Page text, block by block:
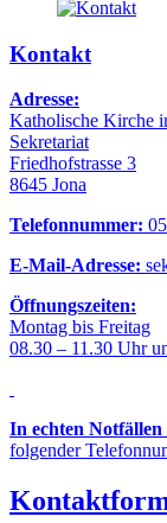
Kontakt
Adresse:
Katholische Kirche
Sekretariat
Friedhofstrasse 3
8645 Jona
Telefonnummer:
E-Mail-Adresse:
Öffnungszeiten:
Montag bis Freitag
08.30 – 11.30 Uhr
In echten Notfällen
folgender